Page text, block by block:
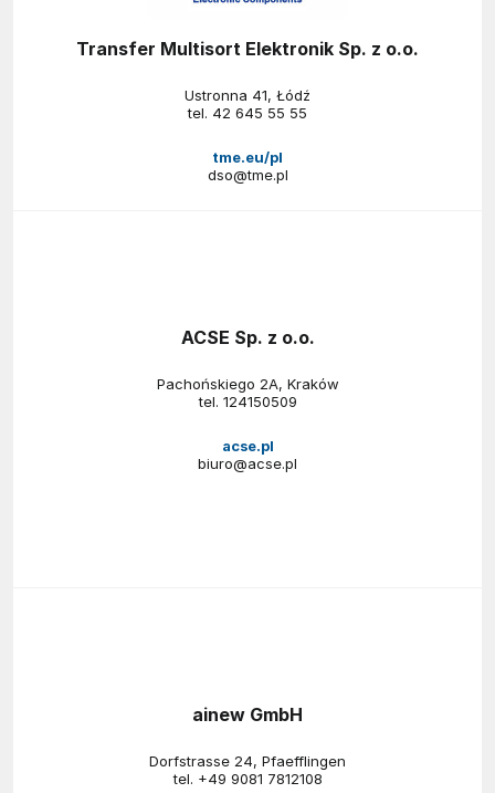
Transfer Multisort Elektronik Sp. z o.o.
Ustronna 41, Łódź
tel. 42 645 55 55
tme.eu/pl
dso@tme.pl
ACSE Sp. z o.o.
Pachońskiego 2A, Kraków
tel. 124150509
acse.pl
biuro@acse.pl
ainew GmbH
Dorfstrasse 24, Pfaefflingen
tel. +49 9081 7812108